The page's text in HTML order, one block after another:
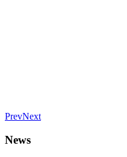
PrevNext
News